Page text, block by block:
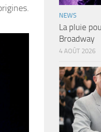
NEWS
La pluie
Broadway
4 AOÛT 2026